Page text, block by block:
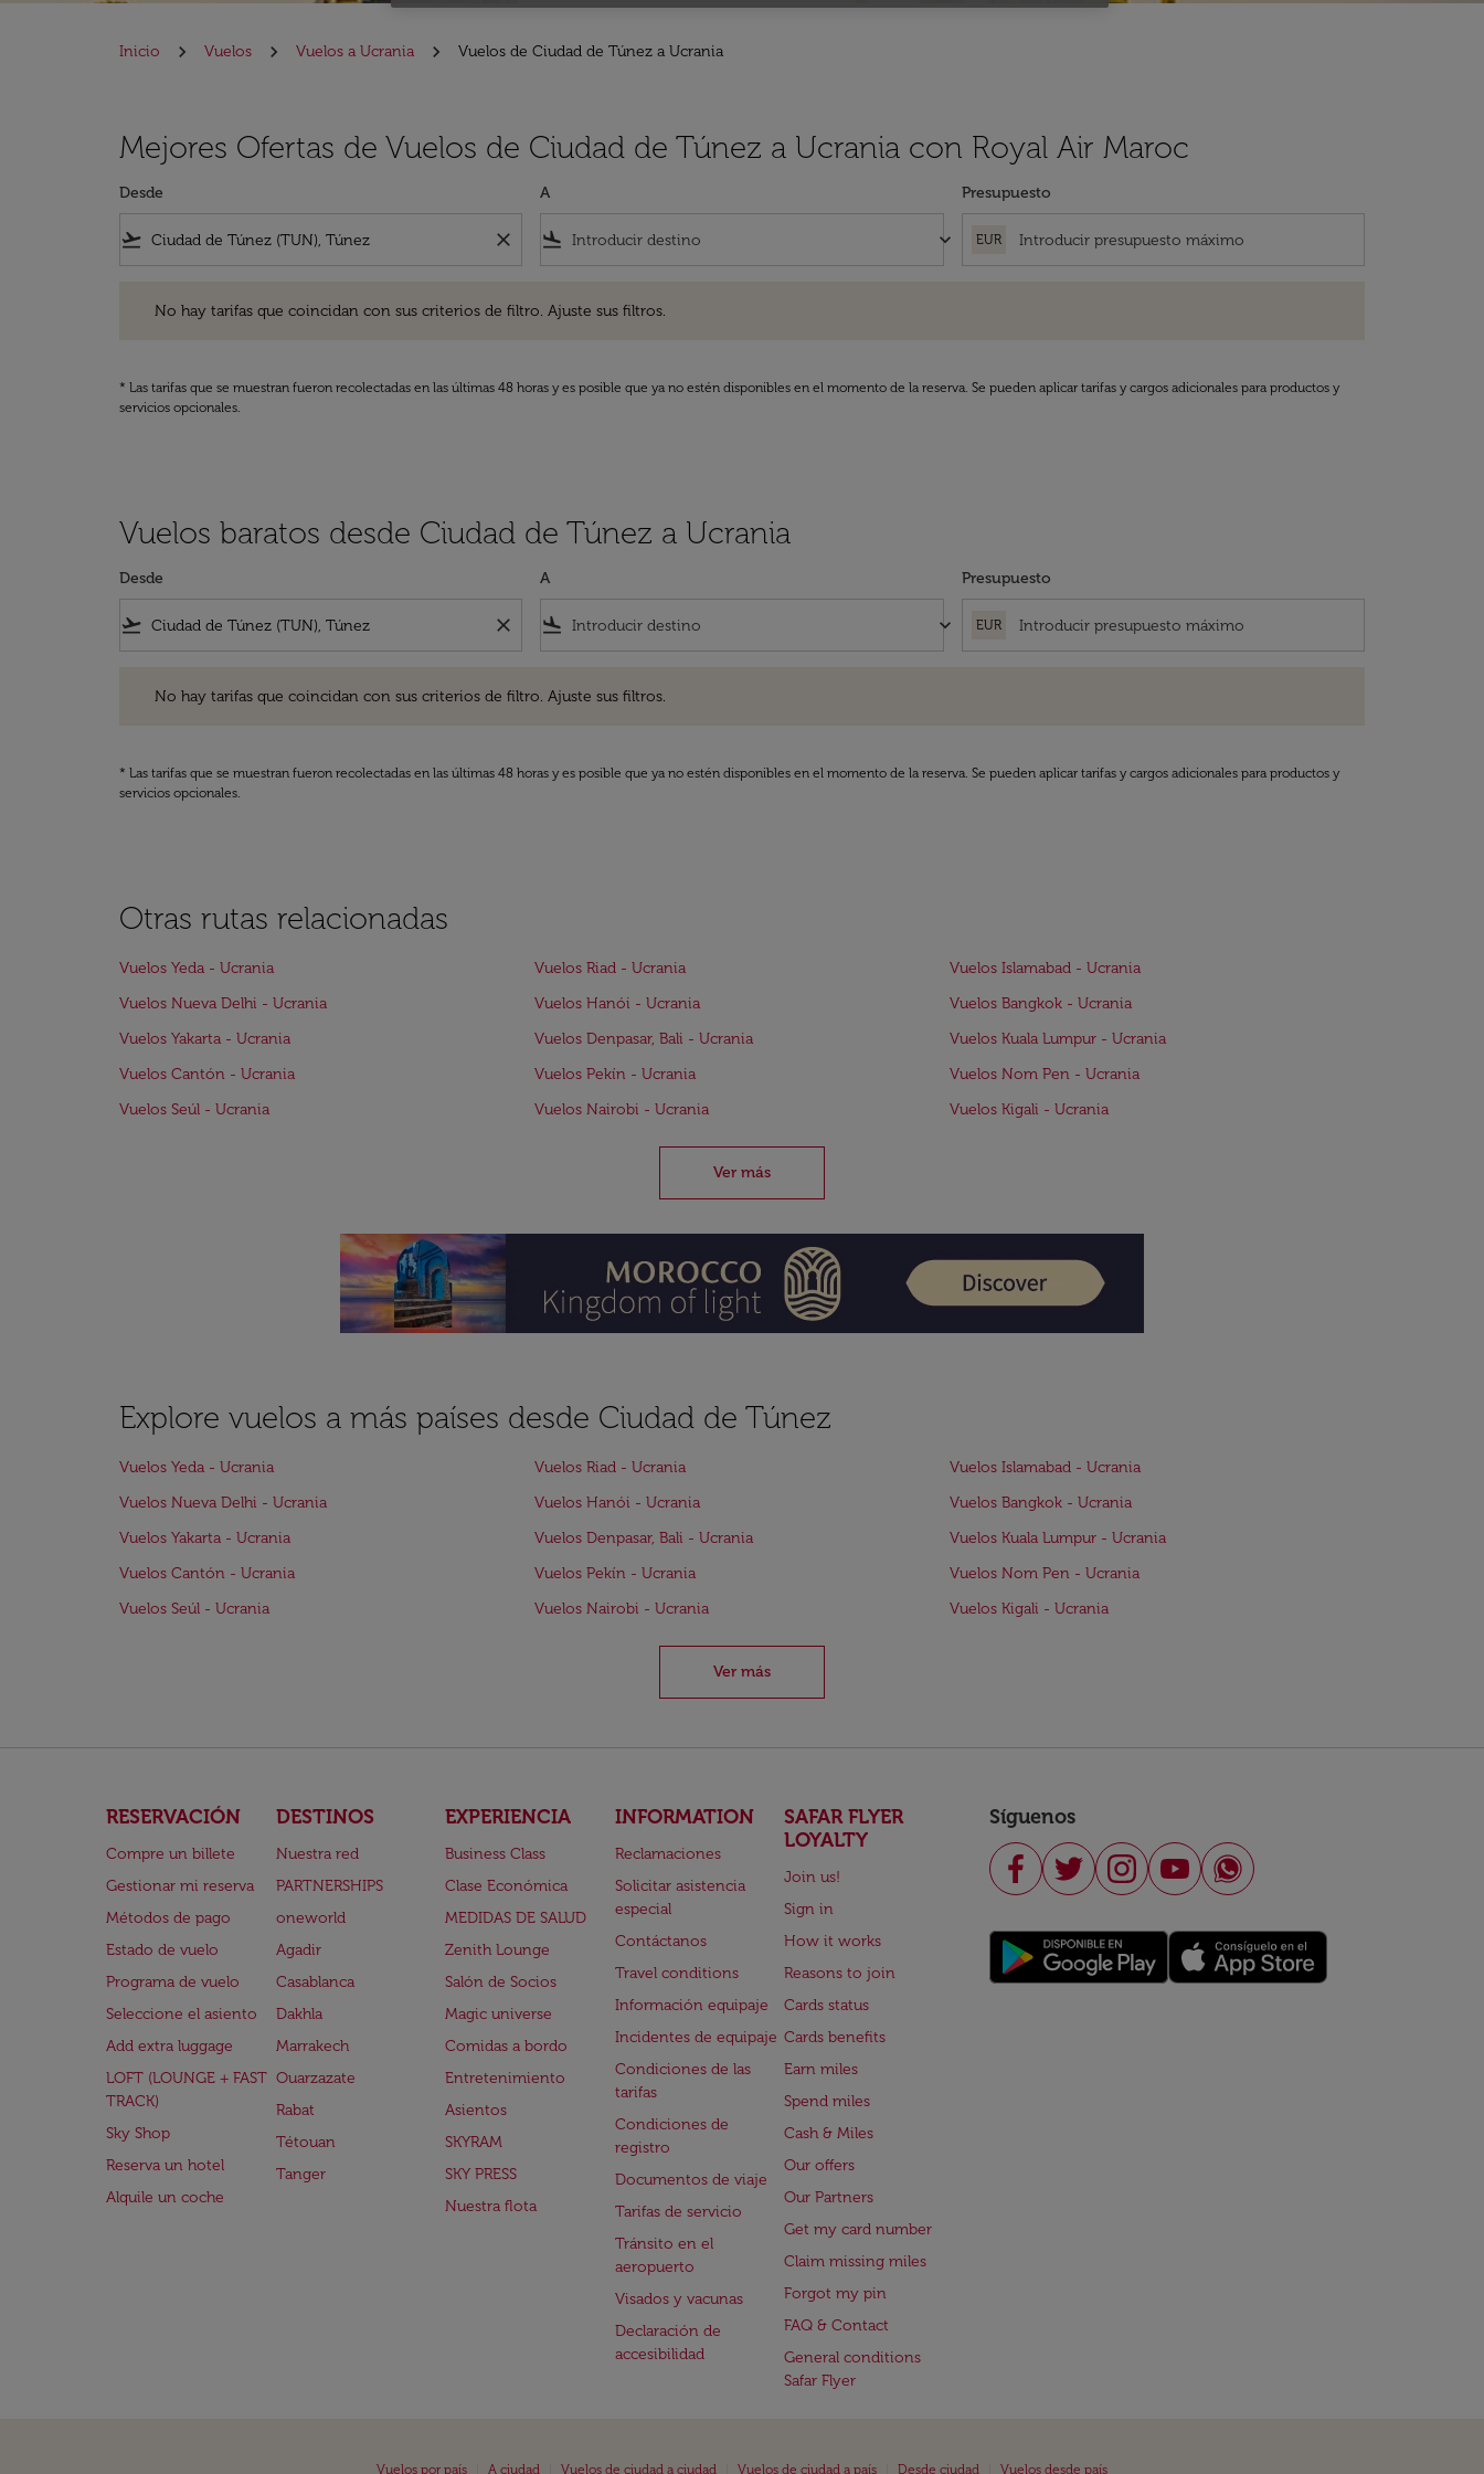
Inicio Vuelos Vuelos a Ucrania Vuelos de Ciudad de Túnez a Ucrania
Mejores Ofertas de Vuelos de Ciudad de Túnez a Ucrania con Royal Air Maroc
Desde
flight_takeoff close
A
flight_land keyboard_arrow_down
Presupuesto
EUR
No hay tarifas que coincidan con sus criterios de filtro. Ajuste sus filtros.
* Las tarifas que se muestran fueron recolectadas en las últimas 48 horas y es posible que ya no estén disponibles en el momento de la reserva. Se pueden aplicar tarifas y cargos adicionales para productos y
servicios opcionales.
Vuelos baratos desde Ciudad de Túnez a Ucrania
Desde
flight_takeoff close
A
flight_land keyboard_arrow_down
Presupuesto
EUR
No hay tarifas que coincidan con sus criterios de filtro. Ajuste sus filtros.
* Las tarifas que se muestran fueron recolectadas en las últimas 48 horas y es posible que ya no estén disponibles en el momento de la reserva. Se pueden aplicar tarifas y cargos adicionales para productos y
servicios opcionales.
Otras rutas relacionadas
Vuelos Yeda - Ucrania Vuelos Riad - Ucrania
Vuelos Islamabad - Ucrania
Vuelos Nueva Delhi - Ucrania
Vuelos Hanói - Ucrania
Vuelos Bangkok - Ucrania
Vuelos Yakarta - Ucrania
Vuelos Denpasar, Bali - Ucrania
Vuelos Kuala Lumpur - Ucrania
Vuelos Cantón - Ucrania
Vuelos Pekín - Ucrania
Vuelos Nom Pen - Ucrania
Vuelos Seúl - Ucrania
Vuelos Nairobi - Ucrania Vuelos Kigali - Ucrania
Ver más
Explore vuelos a más países desde Ciudad de Túnez
Vuelos Yeda - Ucrania Vuelos Riad - Ucrania
Vuelos Islamabad - Ucrania
Vuelos Nueva Delhi - Ucrania
Vuelos Hanói - Ucrania
Vuelos Bangkok - Ucrania
Vuelos Yakarta - Ucrania
Vuelos Denpasar, Bali - Ucrania
Vuelos Kuala Lumpur - Ucrania
Vuelos Cantón - Ucrania
Vuelos Pekín - Ucrania
Vuelos Nom Pen - Ucrania
Vuelos Seúl - Ucrania
Vuelos Nairobi - Ucrania Vuelos Kigali - Ucrania
Ver más
RESERVACIÓN
Compre un billete
Gestionar mi reserva
Métodos de pago
Estado de vuelo
Programa de vuelo
Seleccione el asiento
Add extra luggage
LOFT (LOUNGE + FAST
TRACK)
Sky Shop
Reserva un hotel
Alquile un coche
DESTINOS
Nuestra red
PARTNERSHIPS
oneworld
Agadir
Casablanca
Dakhla
Marrakech
Ouarzazate
Rabat
Tétouan
Tanger
EXPERIENCIA
Business Class
Clase Económica
MEDIDAS DE SALUD
Zenith Lounge
Salón de Socios
Magic universe
Comidas a bordo
Entretenimiento
Asientos
SKYRAM
SKY PRESS
Nuestra flota
INFORMATION
Reclamaciones
Solicitar asistencia
especial
Contáctanos
Travel conditions
Información equipaje
Incidentes de equipaje
Condiciones de las
tarifas
Condiciones de
registro
Documentos de viaje
Tarifas de servicio
Tránsito en el
aeropuerto
Visados y vacunas
Declaración de
accesibilidad
SAFAR FLYER
LOYALTY
Join us!
Sign in
How it works
Reasons to join
Cards status
Cards benefits
Earn miles
Spend miles
Cash & Miles
Our offers
Our Partners
Get my card number
Claim missing miles
Forgot my pin
FAQ & Contact
General conditions
Safar Flyer
Síguenos
Vuelos por país A ciudad Vuelos de ciudad a ciudad Vuelos de ciudad a país Desde ciudad Vuelos desde país